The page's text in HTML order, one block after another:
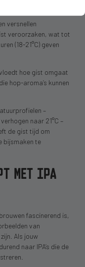
versnellen
veroorzaken, wat tot
(18-21°C) geven
hoe gist omgaat
hop-aroma’s kunnen
–
naar 21°C –
de gist tijd om
bijsmaken te
MET IPA
fascinerend is,
van
Als jouw
naar IPA’s die de